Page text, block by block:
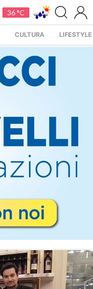
36 °C
CULTURA LIFESTYLE